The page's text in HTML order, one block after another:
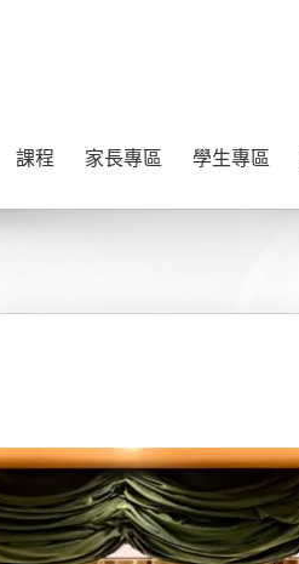
課程 家長專區 學生專區